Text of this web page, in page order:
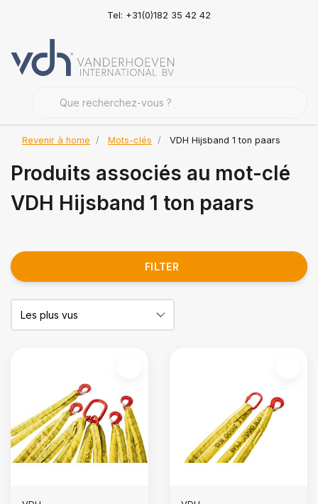
Tel: +31(0)182 35 42 42
Revenir à home Mots-clés VDH Hijsband 1 ton paars
Produits associés au mot-clé
VDH Hijsband 1 ton paars
FILTER